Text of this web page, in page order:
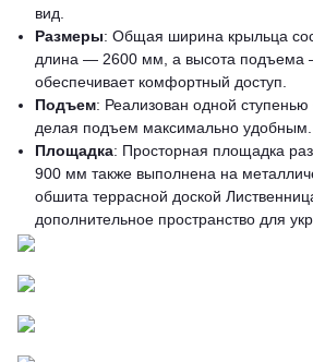
вид.
Размеры: Общая ширина крыльца
длина — 2600 мм, а высота подъема
обеспечивает комфортный доступ.
Подъем: Реализован одной ступенью
делая подъем максимально удобным.
Площадка: Просторная площадка
900 мм также выполнена на
обшита террасной доской
дополнительное пространство для